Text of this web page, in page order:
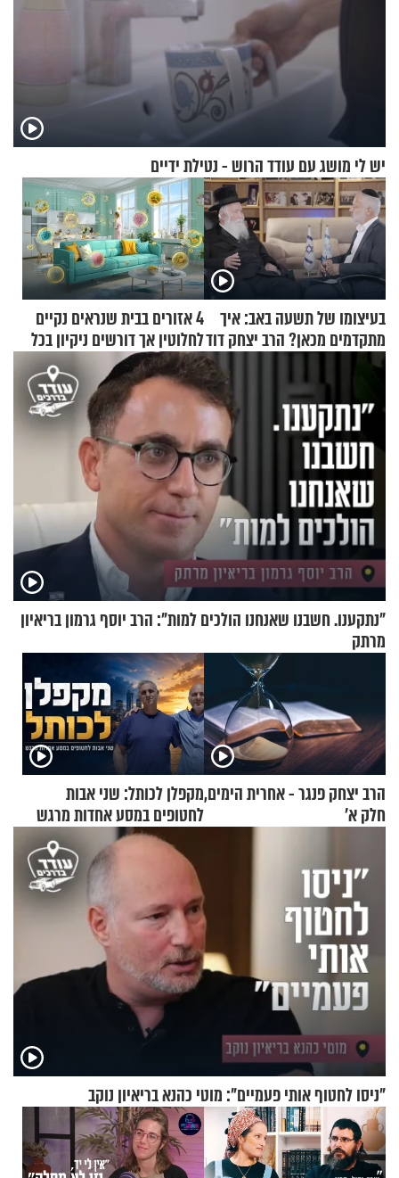
יש לי מושג עם עודד הרוש - נטילת ידיים
בעיצומו של תשעה באב: איך
מתקדמים מכאן? הרב יצחק דוד
גרוסמן בשיחה מיוחדת
4 אזורים בבית שנראים נקיים
לחלוטין אך דורשים ניקיון בכל
סוף שבוע
"נתקענו. חשבנו שאנחנו הולכים למות": הרב יוסף גרמון בריאיון
מרתק
הרב יצחק פנגר - אחרית הימים,
חלק א’
מקפלן לכותל: שני אבות
לחטופים במסע אחדות מרגש
"ניסו לחטוף אותי פעמיים": מוטי כהנא בריאיון נוקב